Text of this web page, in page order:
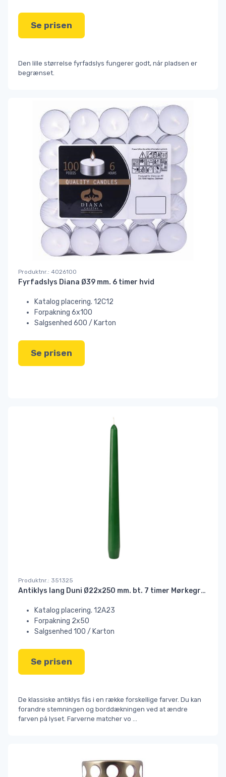
Se prisen
Den lille størrelse fyrfadslys fungerer godt, når pladsen er
begrænset.
Produktnr.: 4026100
Fyrfadslys Diana Ø39 mm. 6 timer hvid
Katalog placering. 12C12
Forpakning 6x100
Salgsenhed 600 / Karton
Se prisen
Produktnr.: 351325
Antiklys lang Duni Ø22x250 mm. bt. 7 timer Mørkegrøn#
Katalog placering. 12A23
Forpakning 2x50
Salgsenhed 100 / Karton
Se prisen
De klassiske antiklys fås i en række forskellige farver. Du kan
forandre stemningen og borddækningen ved at ændre
farven på lyset. Farverne matcher vo ...